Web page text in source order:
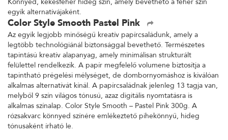
egyik alternatívájaként.
Color Style Smooth Pastel Pink
Az egyik legjobb minőségű kreatív papírcsaládunk, amely a
legtöbb technológiánál biztonsággal bevethető. Természetes
tapintású kreatív alapanyag, amely minimálisan strukturált
felülettel rendelkezik. A papír megfelelő volumene biztosítja a
tapintható prégelési mélységet, de dombornyomáshoz is kiválóan
alkalmas alternatívát kínál. A papírcsaládnak jelenleg 13 tagja van,
melyből 9 szín világos tónusú, azaz digitális nyomtatásra is
alkalmas színalap. Color Style Smooth – Pastel Pink 300g. A
rózsakvarc könnyed színére emlékeztető pihekönnyű, hideg
tónusaként írható le.